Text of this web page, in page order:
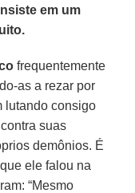
em um
frequentemente
as a rezar por
lutando consigo
suas
demônios. É
ele falou na
“Mesmo